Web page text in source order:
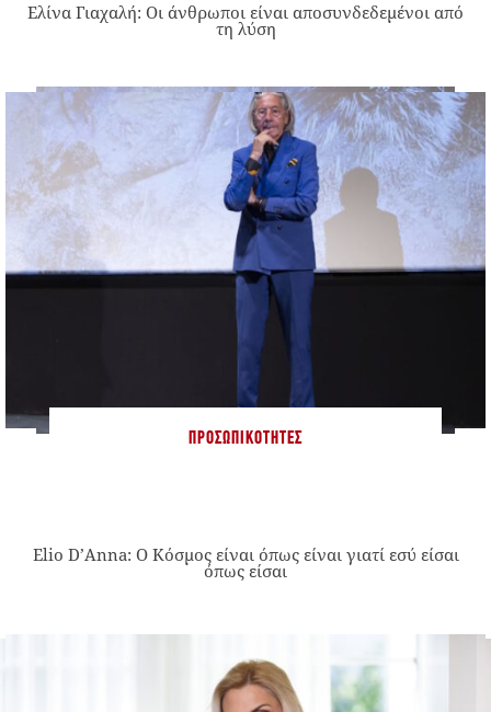
Ελίνα Γιαχαλή: Οι άνθρωποι είναι αποσυνδεδεμένοι από
τη λύση
ΠΡΟΣΩΠΙΚΌΤΗΤΕΣ
Elio D’Anna: Ο Κόσμος είναι όπως είναι γιατί εσύ είσαι
όπως είσαι